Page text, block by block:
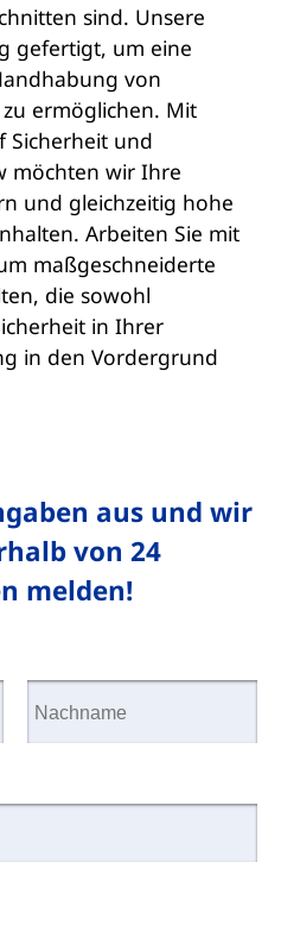
sind. Unsere
gefertigt, um eine
von
ermöglichen. Mit
Sicherheit und
möchten wir Ihre
und gleichzeitig hohe
Arbeiten Sie mit
maßgeschneiderte
die sowohl
in Ihrer
in den Vordergrund
aus und wir
von 24
melden!